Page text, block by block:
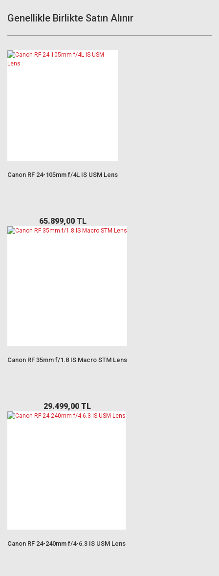
Genellikle Birlikte Satın Alınır
Canon RF 24-105mm f/4L IS USM Lens
65.899,00 TL
Canon RF 35mm f/1.8 IS Macro STM Lens
29.499,00 TL
Canon RF 24-240mm f/4-6.3 IS USM Lens